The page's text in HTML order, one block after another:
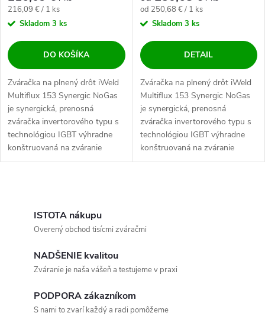
Jednotková cena:
216,09 € / 1 ks
Skladom 3 ks
DO KOŠÍKA
Zváračka na plnený drôt iWeld
Multiflux 153 Synergic NoGas
je synergická, prenosná
zváračka invertorového typu s
technológiou IGBT výhradne
konštruovaná na zváranie
trubičkovým...
Jednotková cena:
od 250,68 € / 1 ks
Skladom 3 ks
DETAIL
Zváračka na plnený drôt iWeld
Multiflux 153 Synergic NoGas
je synergická, prenosná
zváračka invertorového typu s
technológiou IGBT výhradne
konštruovaná na zváranie
trubičkovým...
ISTOTA nákupu
Overený obchod tisícmi zváračmi
NADŠENIE kvalitou
Zváranie je naša vášeň a testujeme v praxi
PODPORA zákazníkom
S nami to zvarí každý a radi pomôžeme